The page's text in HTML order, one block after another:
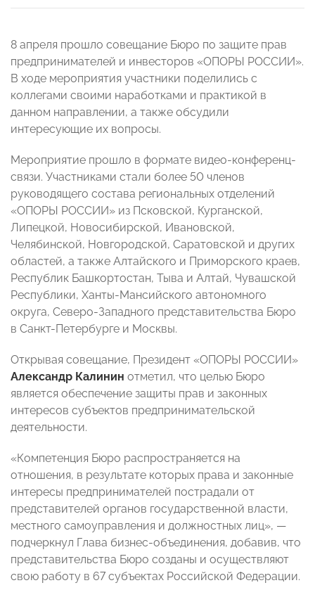
8 апреля прошло совещание Бюро по защите прав
предпринимателей и инвесторов «ОПОРЫ РОССИИ».
В ходе мероприятия участники поделились с
коллегами своими наработками и практикой в
данном направлении, а также обсудили
интересующие их вопросы.
Мероприятие прошло в формате видео-конференц-
связи. Участниками стали более 50 членов
руководящего состава региональных отделений
«ОПОРЫ РОССИИ» из Псковской, Курганской,
Липецкой, Новосибирской, Ивановской,
Челябинской, Новгородской, Саратовской и других
областей, а также Алтайского и Приморского краев,
Республик Башкортостан, Тыва и Алтай, Чувашской
Республики, Ханты-Мансийского автономного
округа, Северо-Западного представительства Бюро
в Санкт-Петербурге и Москвы.
Открывая совещание, Президент «ОПОРЫ РОССИИ»
Александр Калинин отметил, что целью Бюро
является обеспечение защиты прав и законных
интересов субъектов предпринимательской
деятельности.
«Компетенция Бюро распространяется на
отношения, в результате которых права и законные
интересы предпринимателей пострадали от
представителей органов государственной власти,
местного самоуправления и должностных лиц», —
подчеркнул Глава бизнес-объединения, добавив, что
представительства Бюро созданы и осуществляют
свою работу в 67 субъектах Российской Федерации.